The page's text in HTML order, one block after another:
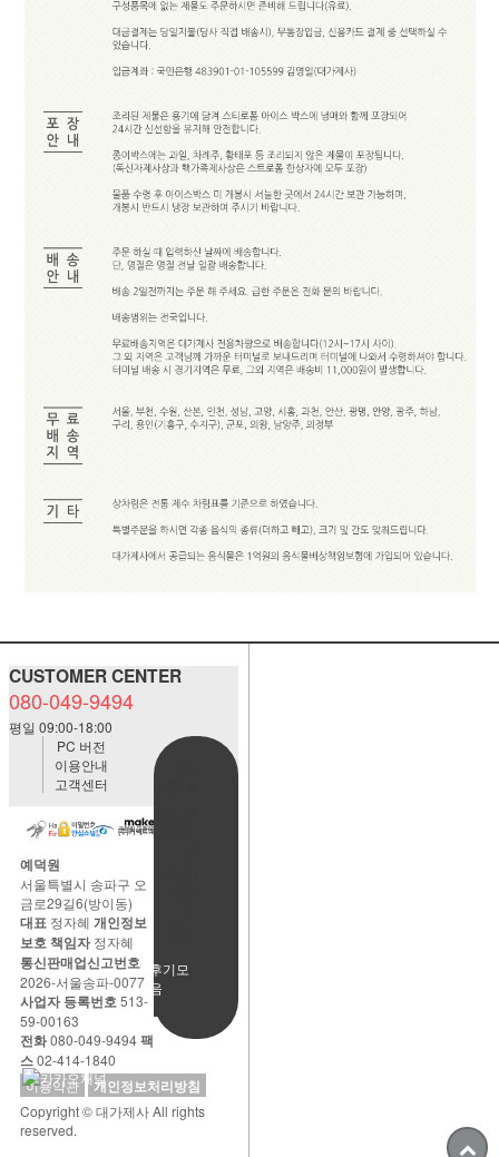
CUSTOMER CENTER
080-049-9494
평일 09:00-18:00
사용후기모
음
PC 버전
이용안내
고객센터
예덕원
서울특별시 송파구 오
금로29길6(방이동)
대표 정자혜 개인정보
보호 책임자정자혜
통신판매업신고번호
2026-서울송파-0077
사업자 등록번호513-
59-00163
전화080-049-9494팩
스02-414-1840
이용약관
개인정보처리방침
Copyright © 대가제사 All rights
reserved.